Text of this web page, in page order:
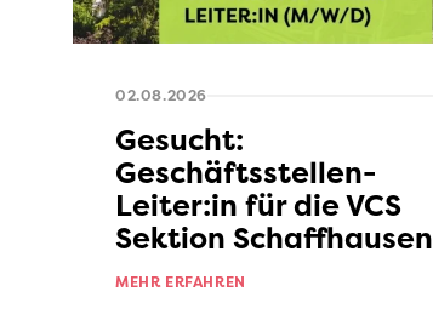
02.08.2026
Gesucht:
Geschäftsstellen-
Leiter:in für die VCS
Sektion Schaffhausen
MEHR ERFAHREN